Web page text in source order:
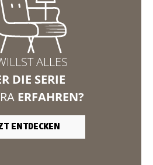
ALLES
DIE SERIE
ERFAHREN?
ENTDECKEN